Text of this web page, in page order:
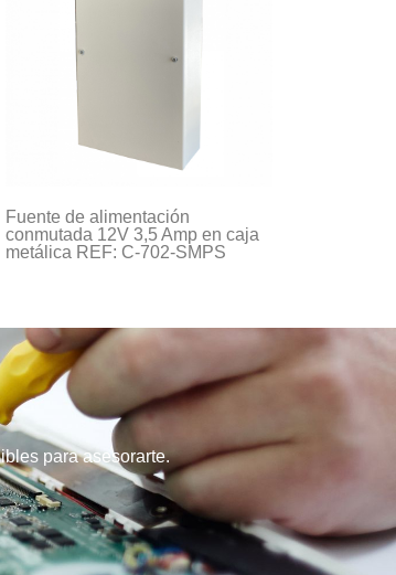
Fuente de alimentación
conmutada 12V 3,5 Amp en caja
metálica REF: C-702-SMPS
para asesorarte.